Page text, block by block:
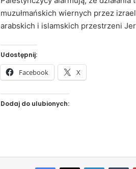
muzułmańskich wiernych przez
arabskich i islamskich przestrzeni
Udostępnij:
Facebook X
Dodaj do ulubionych: